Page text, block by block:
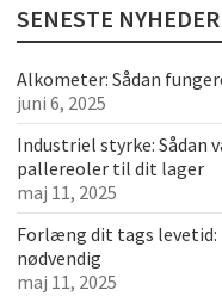
SENESTE NYHEDER
Alkometer: Sådan
juni 6, 2025
Industriel styrke: Sådan
pallereoler til dit lager
maj 11, 2025
Forlæng dit tags
nødvendig
maj 11, 2025